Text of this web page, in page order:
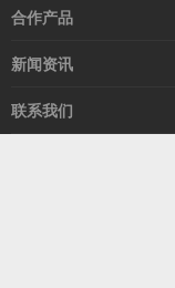
高速线缆
以太网交换机
合作产品
希捷硬盘
新闻资讯
行业动态
技术视角
联系我们